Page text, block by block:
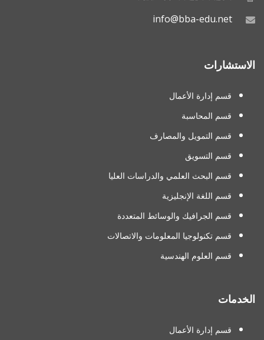
info@bba-edu.net
الاستشارات
قسم إدارة الأعمال
قسم المحاسبة
قسم التمويل والمصارف
قسم التسويق
قسم البحث العلمي والدراسات العليا
قسم اللغة الإنجليزية
قسم الجرافيك والوسائط المتعددة
قسم تكنولوجيا المعلومات والاتصالات
قسم العلوم الهندسية
الخدمات
قسم إدارة الأعمال